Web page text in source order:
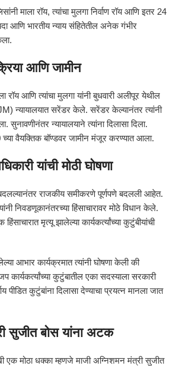
माला रॉय, त्यांचा मुलगा निर्वाण रॉय आणि इतर 24
आणि भारतीय न्याय संहितेतील अनेक गंभीर
आणि जामीन
रॉय आणि त्यांचा मुलगा यांनी बुधवारी अलीपूर येथील
न्यायालयात सरेंडर केले. सरेंडर केल्यानंतर त्यांनी
सुनावणीनंतर न्यायालयाने त्यांना दिलासा दिला.
च्या वैयक्तिक बॉण्डवर जामीन मंजूर करण्यात आला.
यांची मोठी घोषणा
राजकीय समीकरणे पूर्णपणे बदलली आहेत.
निवडणूकानंतरच्या हिंसाचारावर मोठे विधान केले.
मृत्यू झालेल्या कार्यकर्त्यांच्या कुटुंबीयांची
आभार कार्यक्रमात त्यांनी घोषणा केली की
कार्यकर्त्यांच्या कुटुंबातील एका सदस्याला सरकारी
पीडित कुटुंबांना दिलासा देण्याचा प्रयत्न मानला जात
सुजीत बोस यांना अटक
मोठा धक्का म्हणजे माजी अग्निशमन मंत्री सुजीत